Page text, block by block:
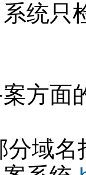
统只
方面
分域